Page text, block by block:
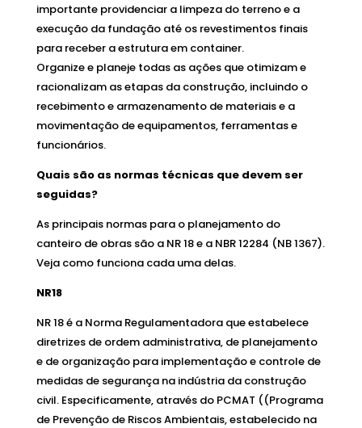
importante providenciar a limpeza do terreno e a
execução da fundação até os revestimentos finais
para receber a estrutura em container.
Organize e planeje todas as ações que otimizam e
racionalizam as etapas da construção, incluindo o
recebimento e armazenamento de materiais e a
movimentação de equipamentos, ferramentas e
funcionários.
Quais são as normas técnicas que devem ser
seguidas?
As principais normas para o planejamento do
canteiro de obras são a NR 18 e a NBR 12284 (NB 1367).
Veja como funciona cada uma delas.
NR18
NR 18 é a Norma Regulamentadora que estabelece
diretrizes de ordem administrativa, de planejamento
e de organização para implementação e controle de
medidas de segurança na indústria da construção
civil. Especificamente, através do PCMAT ((Programa
de Prevenção de Riscos Ambientais, estabelecido na